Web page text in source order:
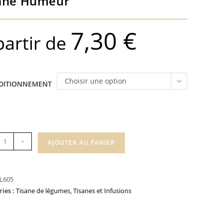
de 7,30 €
Choisir une option
+ AJOUTER AU PANIER
: Tisane de légumes,Tisanes et Infusions